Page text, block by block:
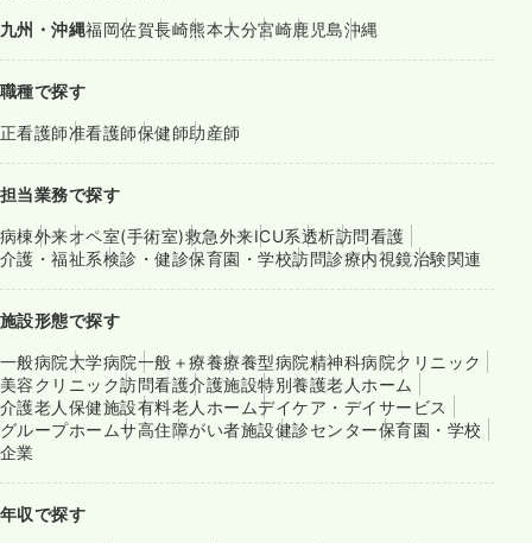
九州・沖縄福岡佐賀長崎熊本大分宮崎鹿児島沖縄
職種で探す
正看護師准看護師保健師助産師
担当業務で探す
病棟外来オペ室(手術室)救急外来ICU系透析訪問看護
介護・福祉系検診・健診保育園・学校訪問診療内視鏡治験関連
施設形態で探す
一般病院大学病院一般＋療養療養型病院精神科病院クリニック
美容クリニック訪問看護介護施設特別養護老人ホーム
介護老人保健施設有料老人ホームデイケア・デイサービス
グループホームサ高住障がい者施設健診センター保育園・学校
企業
年収で探す